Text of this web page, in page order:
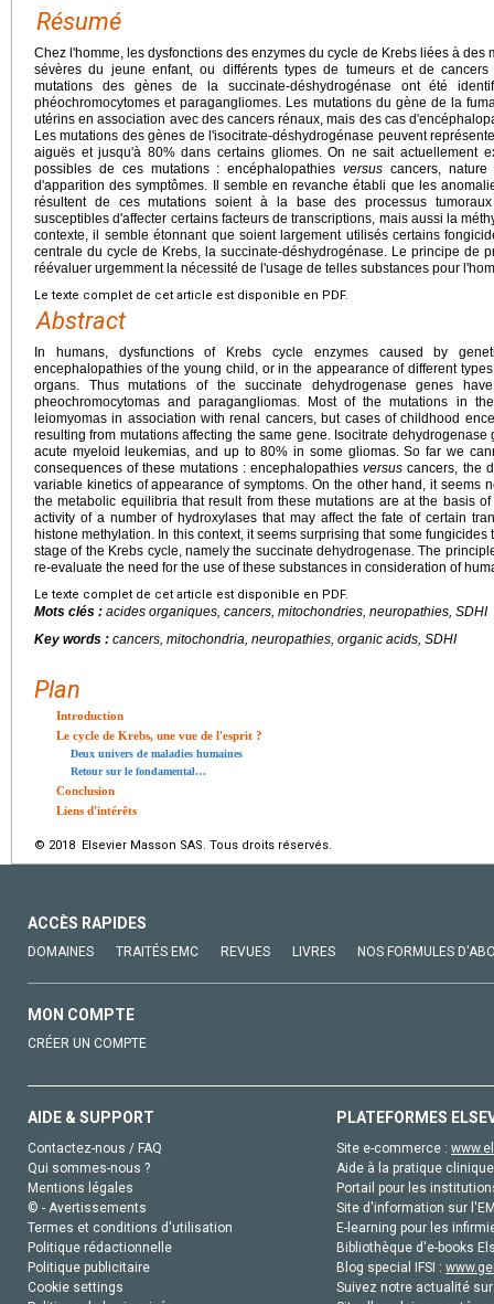
Résumé
Chez l'homme, les dysfonctions des enzymes du cycle de Krebs liées à
sévères du jeune enfant, ou différents types de tumeurs et de
mutations des gènes de la succinate-déshydrogénase ont été
phéochromocytomes et paragangliomes. Les mutations du gène de la
utérins en association avec des cancers rénaux, mais des cas
Les mutations des gènes de l'isocitrate-déshydrogénase peuvent
aiguës et jusqu'à 80% dans certains gliomes. On ne sait actuellement
possibles de ces mutations : encéphalopathiesversus cancers,
d'apparition des symptômes. Il semble en revanche établi que les
résultent de ces mutations soient à la base des processus
susceptibles d'affecter certains facteurs de transcriptions, mais aussi la
contexte, il semble étonnant que soient largement utilisés certains
centrale du cycle de Krebs, la succinate-déshydrogénase. Le principe de
réévaluer urgemment la nécessité de l'usage de telles substances pour
Le texte complet de cet article est disponible en PDF.
Abstract
In humans, dysfunctions of Krebs cycle enzymes caused by
encephalopathies of the young child, or in the appearance of different
organs. Thus mutations of the succinate dehydrogenase genes
pheochromocytomas and paragangliomas. Most of the mutations in
leiomyomas in association with renal cancers, but cases of childhood
resulting from mutations affecting the same gene. Isocitrate
acute myeloid leukemias, and up to 80% in some gliomas. So far we
consequences of these mutations : encephalopathiesversus cancers, the
variable kinetics of appearance of symptoms. On the other hand, it seems
the metabolic equilibria that result from these mutations are at the basis
activity of a number of hydroxylases that may affect the fate of certain
histone methylation. In this context, it seems surprising that some
stage of the Krebs cycle, namely the succinate dehydrogenase. The
re-evaluate the need for the use of these substances in consideration of
Le texte complet de cet article est disponible en PDF.
Mots clés : acides organiques, cancers, mitochondries, neuropathies, SDHI
Key words : cancers, mitochondria, neuropathies, organic acids, SDHI
Plan
Introduction
Le cycle de Krebs, une vue de l'esprit ?
Deux univers de maladies humaines
Retour sur le fondamental…
Conclusion
Liens d'intérêts
© 2018 Elsevier Masson SAS. Tous droits réservés.
ACCÈS RAPIDES
DOMAINES TRAITÉS EMC REVUES LIVRES NOS FORMULES
MON COMPTE
CRÉER UN COMPTE
AIDE & SUPPORT
Contactez-nous / FAQ
Qui sommes-nous ?
Mentions légales
© - Avertissements
Termes et conditions d'utilisation
Politique rédactionnelle
Politique publicitaire
Cookie settings
PLATEFORMES
Site e-commerce :
Aide à la pratique
Portail pour les
Site d'information sur
E-learning pour les
Bibliothèque d'e-books
Blog special IFSI :
Suivez notre actualité